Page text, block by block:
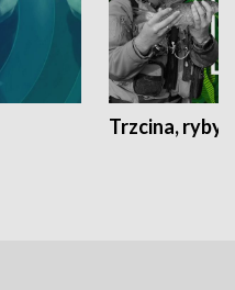
Trzcina, ryby